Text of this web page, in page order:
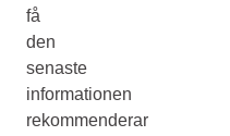
få
den
senaste
informationen
rekommenderar